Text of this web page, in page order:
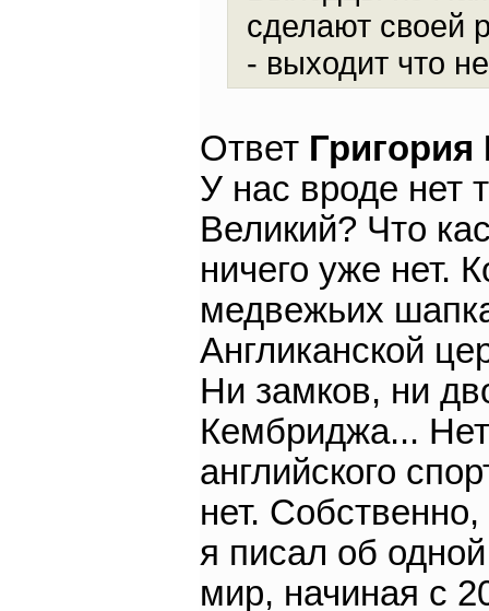
сделают своей
- выходит что
Ответ
У нас вроде нет
Великий? Что
ничего уже нет.
медвежьих
Англиканской
Ни замков, ни
Кембриджа...
английского
нет.
я писал об
мир, начиная с